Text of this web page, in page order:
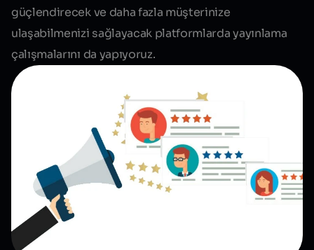
güçlendirecek ve daha fazla müşterinize
ulaşabilmenizi sağlayacak platformlarda yayınlama
çalışmalarını da yapıyoruz.